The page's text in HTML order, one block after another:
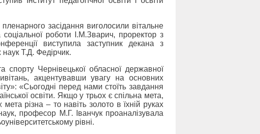
засідання виголосили вітальне
соціальної роботи І.М.Зварич, проректор з
виступила заступник декана з
наук Т.Д. Федірчик.
спорту Чернівецької обласної державної
акцентувавши увагу на основних
«Сьогодні перед нами стоїть завдання
освіти. Якщо у трьох є спільна мета,
різна – то навіть золото в їхній руках
професор М.Г. Іванчук проаналізувала
рівні.